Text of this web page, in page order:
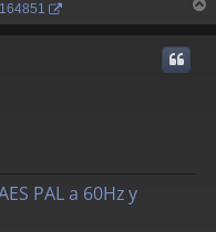
r
PAL a 60Hz y